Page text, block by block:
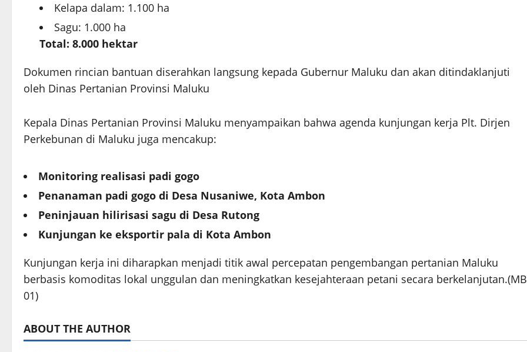
Kelapa dalam: 1.100 ha
Sagu: 1.000 ha
Total: 8.000 hektar
Dokumen rincian bantuan diserahkan langsung kepada Gubernur Maluku dan akan ditindaklanjuti
oleh Dinas Pertanian Provinsi Maluku
Kepala Dinas Pertanian Provinsi Maluku menyampaikan bahwa agenda kunjungan kerja Plt. Dirjen
Perkebunan di Maluku juga mencakup:
Monitoring realisasi padi gogo
Penanaman padi gogo di Desa Nusaniwe, Kota Ambon
Peninjauan hilirisasi sagu di Desa Rutong
Kunjungan ke eksportir pala di Kota Ambon
Kunjungan kerja ini diharapkan menjadi titik awal percepatan pengembangan pertanian Maluku
berbasis komoditas lokal unggulan dan meningkatkan kesejahteraan petani secara
01)
ABOUT THE AUTHOR